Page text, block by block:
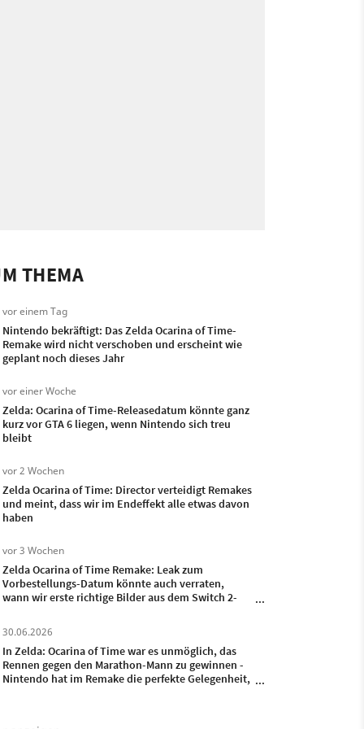
THEMA
vor einem Tag
Nintendo bekräftigt: Das Zelda Ocarina of Time-
Remake wird nicht verschoben und erscheint wie
geplant noch dieses Jahr
vor einer Woche
Zelda: Ocarina of Time-Releasedatum könnte ganz
kurz vor GTA 6 liegen, wenn Nintendo sich treu
bleibt
vor 2 Wochen
Zelda Ocarina of Time: Director verteidigt Remakes
und meint, dass wir im Endeffekt alle etwas davon
haben
vor 3 Wochen
Zelda Ocarina of Time Remake: Leak zum
Vorbestellungs-Datum könnte auch verraten,
wann wir erste richtige Bilder aus dem Switch 2-
30.06.2026
In Zelda: Ocarina of Time war es unmöglich, das
Rennen gegen den Marathon-Mann zu gewinnen -
Nintendo hat im Remake die perfekte Gelegenheit,